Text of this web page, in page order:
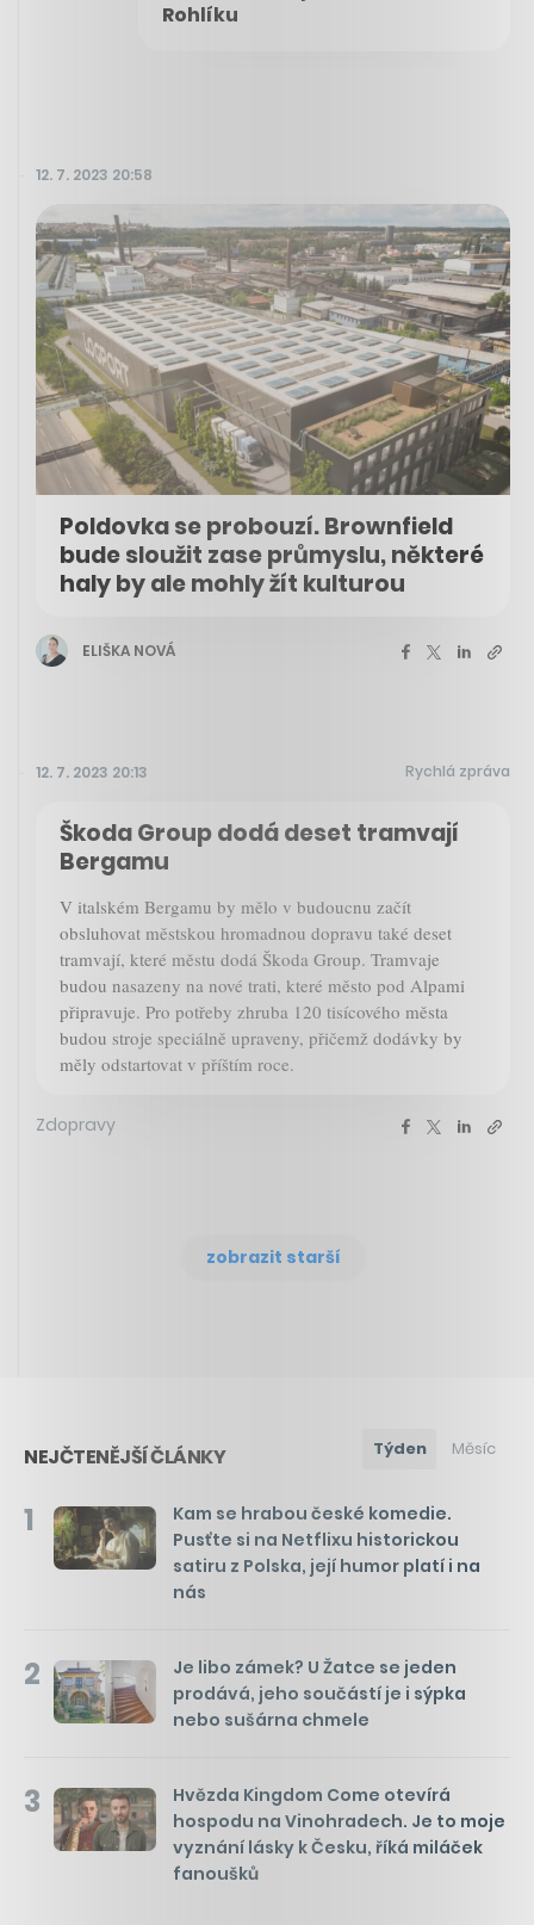
Rohlíku
12. 7. 2023 20:58
Poldovka se probouzí. Brownfield
bude sloužit zase průmyslu, některé
haly by ale mohly žít kulturou
ELIŠKA NOVÁ
12. 7. 2023 20:13 Rychlá zpráva
Škoda Group dodá deset tramvají
Bergamu
V italském Bergamu by mělo v budoucnu začít
obsluhovat městskou hromadnou dopravu také deset
tramvají, které městu dodá Škoda Group. Tramvaje
budou nasazeny na nové trati, které město pod Alpami
připravuje. Pro potřeby zhruba 120 tisícového města
budou stroje speciálně upraveny, přičemž dodávky by
měly odstartovat v příštím roce.
Zdopravy
zobrazit starší
NEJČTENĚJŠÍ ČLÁNKY Týden Měsíc
1
Kam se hrabou české komedie.
Pusťte si na Netflixu historickou
satiru z Polska, její humor platí i na
nás
2
Je libo zámek? U Žatce se jeden
prodává, jeho součástí je i sýpka
nebo sušárna chmele
3
Hvězda Kingdom Come otevírá
hospodu na Vinohradech. Je to moje
vyznání lásky k Česku, říká miláček
fanoušků